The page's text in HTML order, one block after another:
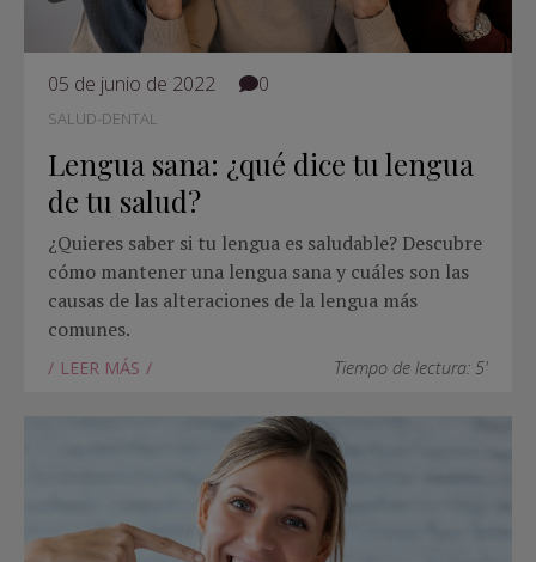
05 de junio de 2022 0
SALUD-DENTAL
Lengua sana: ¿qué dice tu lengua
de tu salud?
¿Quieres saber si tu lengua es saludable? Descubre
cómo mantener una lengua sana y cuáles son las
causas de las alteraciones de la lengua más
comunes.
LEER MÁS Tiempo de lectura: 5'